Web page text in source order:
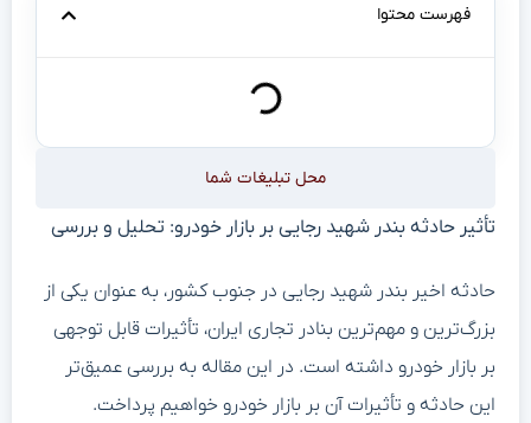
فهرست محتوا
محل تبلیغات شما
تأثیر حادثه بندر شهید رجایی بر بازار خودرو: تحلیل و بررسی
حادثه اخیر بندر شهید رجایی در جنوب کشور، به عنوان یکی از
بزرگ‌ترین و مهم‌ترین بنادر تجاری ایران، تأثیرات قابل توجهی
بر بازار خودرو داشته است. در این مقاله به بررسی عمیق‌تر
این حادثه و تأثیرات آن بر بازار خودرو خواهیم پرداخت.